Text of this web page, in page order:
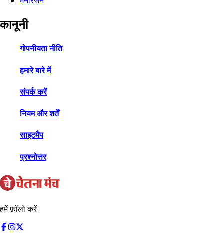
कानूनी
गोपनीयता नीति
हमारे बारे में
संपर्क करें
नियम और शर्तें
साइटमैप
प्रश्नोत्तर
हमें फ़ॉलो करें